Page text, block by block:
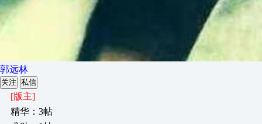
郭远林
关注 私信
[版主]
精华：3帖